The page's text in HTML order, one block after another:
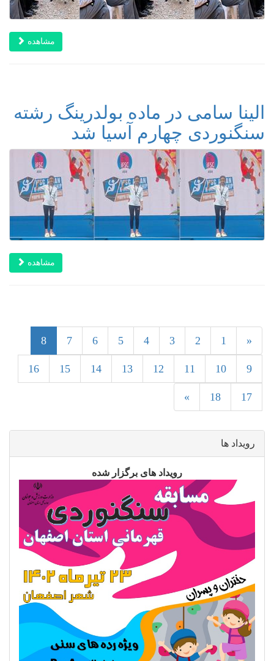
مشاهده
الینا سامی در ماده بولدرینگ رشته
سنگنوردی چهارم آسیا شد
مشاهده
«
1
2
3
4
5
6
7
8
8
9
10
11
12
13
14
15
16
17
18
»
رویداد ها
رویداد های برگزار شده